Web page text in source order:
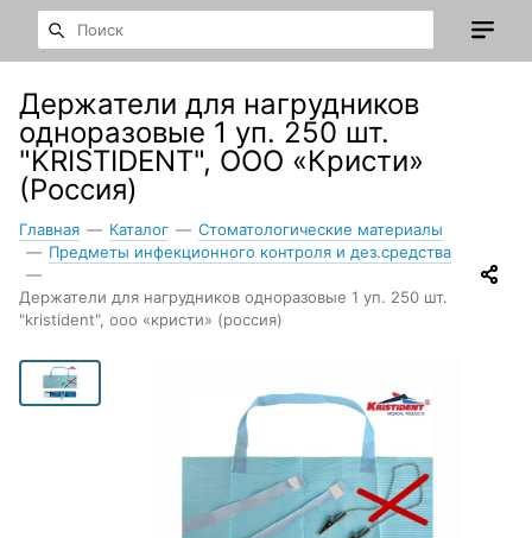
Держатели для нагрудников
одноразовые 1 уп. 250 шт.
"KRISTIDENT", ООО «Кристи»
(Россия)
Главная — Каталог — Стоматологические материалы
— Предметы инфекционного контроля и дез.средства
—
Держатели для нагрудников одноразовые 1 уп. 250 шт.
"kristident", ооо «кристи» (россия)